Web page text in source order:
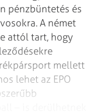
pénzbüntetés és
A német
attól tart, hogy
mellett
lehet az EPO